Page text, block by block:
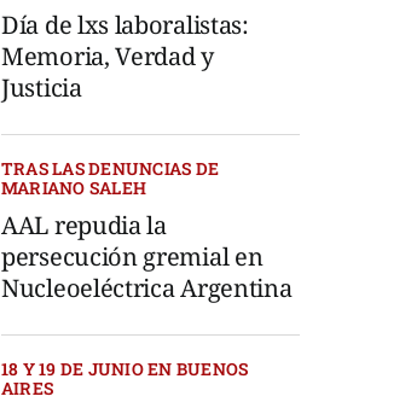
Día de lxs laboralistas:
Memoria, Verdad y
Justicia
TRAS LAS DENUNCIAS DE
MARIANO SALEH
AAL repudia la
persecución gremial en
Nucleoeléctrica Argentina
18 Y 19 DE JUNIO EN BUENOS
AIRES